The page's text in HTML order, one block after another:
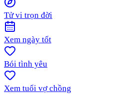
Tử vi trọn đời
Xem ngày tốt
Bói tình yêu
Xem tuổi vợ chồng